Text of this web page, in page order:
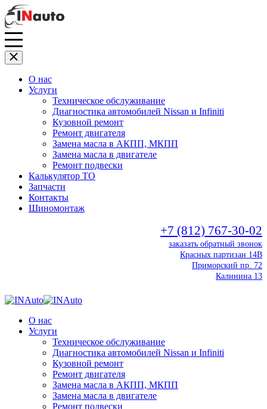
О нас
Услуги
Техническое обслуживание
Диагностика автомобилей Nissan и Infiniti
Кузовной ремонт
Ремонт двигателя
Замена масла в АКПП, МКПП
Замена масла в двигателе
Ремонт подвески
Калькулятор ТО
Запчасти
Контакты
Шиномонтаж
+7 (812) 767-30-02
заказать обратный звонок
Красных партизан 14В
Приморский пр. 72
Калинина 13
О нас
Услуги
Техническое обслуживание
Диагностика автомобилей Nissan и Infiniti
Кузовной ремонт
Ремонт двигателя
Замена масла в АКПП, МКПП
Замена масла в двигателе
Ремонт подвески